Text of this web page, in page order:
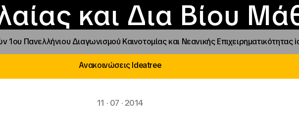
και Δια Βίου
Το ΙΝΕΔΙΒΙΜκαι δράσεις
Φοιτητικές Εστίες
αιγίδας
Νέα
Επικοινωνία
1ου Πανελλήνιου Διαγωνισμού Καινοτομίας και Νεανικής
Ανακοινώσεις Ideatree
11 · 07 · 2014